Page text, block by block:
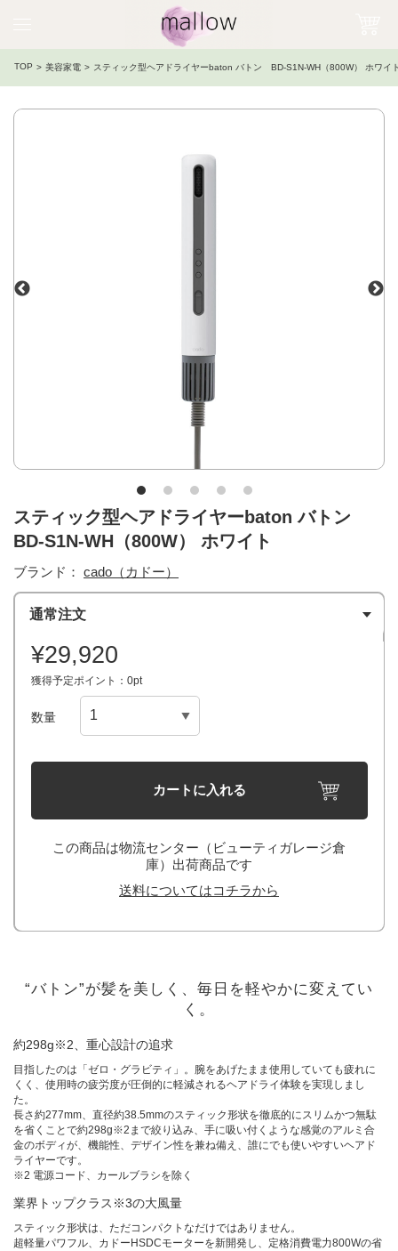
TOP 美容家電 スティック型ヘアドライヤーbaton バトン BD-S1N-WH（800W） ホワイ
スティック型ヘアドライヤーbaton バトン
BD-S1N-WH（800W） ホワイト
ブランド： cado（カドー）
通常注文
¥29,920
獲得予定ポイント：0pt
数量
カートに入れる
この商品は物流センター（ビューティガレージ倉
庫）出荷商品です
送料についてはコチラから
“バトン”が髪を美しく、毎日を軽やかに変えてい
く。
約298g※2、重心設計の追求
目指したのは「ゼロ・グラビティ」。腕をあげたまま使用していても疲れに
くく、使用時の疲労度が圧倒的に軽減されるヘアドライ体験を実現しまし
た。
長さ約277mm、直径約38.5mmのスティック形状を徹底的にスリムかつ無駄
を省くことで約298g※2まで絞り込み、手に吸い付くような感覚のアルミ合
金のボディが、機能性、デザイン性を兼ね備え、誰にでも使いやすいヘアド
ライヤーです。
※2 電源コード、カールブラシを除く
業界トップクラス※3の大風量
スティック形状は、ただコンパクトなだけではありません。
超軽量パワフル、カドーHSDCモーターを新開発し、定格消費電力800Wの省